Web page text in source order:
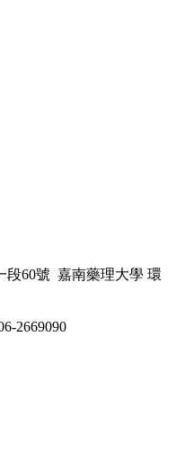
段60號 嘉南藥理大學 環
2669090